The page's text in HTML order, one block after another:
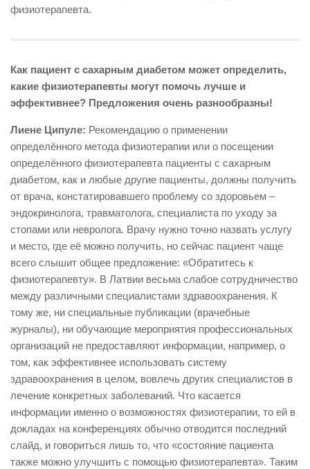
физиотерапевта.
Как пациент с сахарным диабетом может определить,
какие физиотерапевты могут помочь лучше и
эффективнее? Предложения очень разнообразны!
Лиене Ципуле: Рекомендацию о применении
определённого метода физиотерапии или о посещении
определённого физиотерапевта пациенты с сахарным
диабетом, как и любые другие пациенты, должны получить
от врача, констатировавшего проблему со здоровьем –
эндокринолога, травматолога, специалиста по уходу за
стопами или невролога. Врачу нужно точно назвать услугу
и место, где её можно получить, но сейчас пациент чаще
всего слышит общее предложение: «Обратитесь к
физиотерапевту». В Латвии весьма слабое сотрудничество
между различными специалистами здравоохранения. К
тому же, ни специальные публикации (врачебные
журналы), ни обучающие мероприятия профессиональных
организаций не предоставляют информации, например, о
том, как эффективнее использовать систему
здравоохранения в целом, вовлечь других специалистов в
лечение конкретных заболеваний. Что касается
информации именно о возможностях физиотерапии, то ей в
докладах на конференциях обычно отводится последний
слайд, и говориться лишь то, что «состояние пациента
также можно улучшить с помощью физиотерапевта». Таким